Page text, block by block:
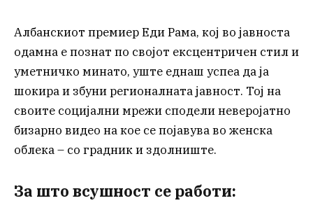
Албанскиот премиер Еди Рама, кој во јавноста
одамна е познат по својот ексцентричен стил и
уметничко минато, уште еднаш успеа да ја
шокира и збуни регионалната јавност. Тој на
своите социјални мрежи сподели неверојатно
бизарно видео на кое се појавува во женска
облека – со градник и здолниште.
За што всушност се работи: